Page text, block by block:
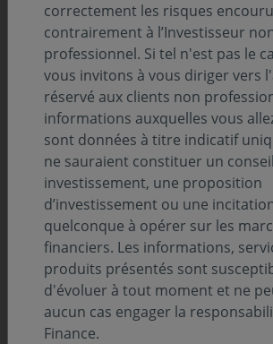
Vanessa Valente, Responsable
Commercialisation et
aux questions de Philippe
Wave Online
Au programme de cette interview :
Un point sur les spécificités de
gestion : unegestion active et
Une présentation de notre valeur
CGP :solidité et taille humaine
Un tour de notre offre dédiée pour
gamme complète et variée
correctement les risques
contrairement à l’Investisseur
professionnel. Si tel n'est pas le
vous invitons à vous diriger vers
réservé aux clients non
informations auxquelles vous
sont données à titre indicatif
ne sauraient constituer un
investissement, une proposition
d’investissement ou une
quelconque à opérer sur les
financiers. Les informations,
produits présentés sont
d'évoluer à tout moment et ne
aucun cas engager la
Finance.